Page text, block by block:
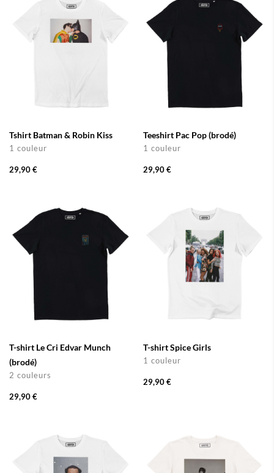
Tshirt Batman & Robin Kiss
1 couleur
29,90 €
Teeshirt Pac Pop (brodé)
1 couleur
29,90 €
T-shirt Le Cri Edvar Munch
(brodé)
2 couleurs
29,90 €
T-shirt Spice Girls
1 couleur
29,90 €